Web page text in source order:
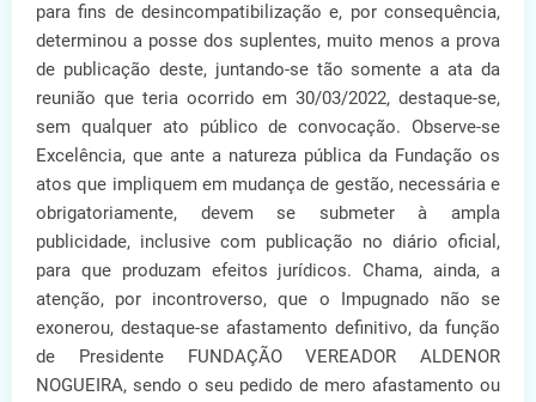
para fins de desincompatibilização e, por consequência,
determinou a posse dos suplentes, muito menos a prova
de publicação deste, juntando-se tão somente a ata da
reunião que teria ocorrido em 30/03/2022, destaque-se,
sem qualquer ato público de convocação. Observe-se
Excelência, que ante a natureza pública da Fundação os
atos que impliquem em mudança de gestão, necessária e
obrigatoriamente, devem se submeter à ampla
publicidade, inclusive com publicação no diário oficial,
para que produzam efeitos jurídicos. Chama, ainda, a
atenção, por incontroverso, que o Impugnado não se
exonerou, destaque-se afastamento definitivo, da função
de Presidente FUNDAÇÃO VEREADOR ALDENOR
NOGUEIRA, sendo o seu pedido de mero afastamento ou